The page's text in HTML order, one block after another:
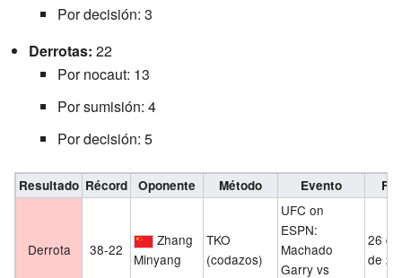
Por decisión: 3
Derrotas: 22
Por nocaut: 13
Por sumisión: 4
Por decisión: 5
Resultado Récord Oponente Método Evento
Derrota 38-22
Zhang
Minyang
TKO
(codazos)
UFC on
ESPN:
Machado
Garry vs
26
de